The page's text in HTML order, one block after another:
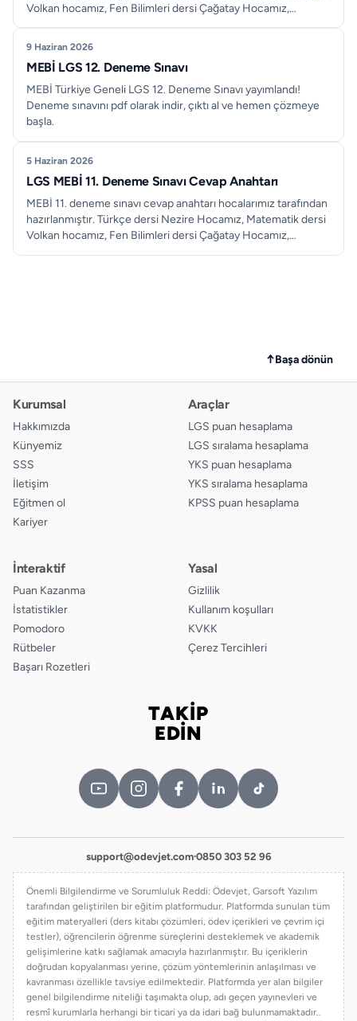
Volkan hocamız, Fen Bilimleri dersi Çağatay Hocamız,
İngilizce dersi Ümmü Gülsüm Hocamız, İnkılap Tarihi Dersi
Tuğçe Hocamız tarafından çözülerek en doğru haliyle kontrol
9 Haziran 2026
MEBİ LGS 12. Deneme Sınavı
MEBİ Türkiye Geneli LGS 12. Deneme Sınavı yayımlandı!
Deneme sınavını pdf olarak indir, çıktı al ve hemen çözmeye
başla.
5 Haziran 2026
LGS MEBİ 11. Deneme Sınavı Cevap Anahtarı
MEBİ 11. deneme sınavı cevap anahtarı hocalarımız tarafından
hazırlanmıştır. Türkçe dersi Nezire Hocamız, Matematik dersi
Volkan hocamız, Fen Bilimleri dersi Çağatay Hocamız,
↑Başa dönün
Kurumsal
Hakkımızda
Künyemiz
SSS
İletişim
Eğitmen ol
Kariyer
Araçlar
LGS puan hesaplama
LGS sıralama hesaplama
YKS puan hesaplama
YKS sıralama hesaplama
KPSS puan hesaplama
İnteraktif
Puan Kazanma
İstatistikler
Pomodoro
Rütbeler
Başarı Rozetleri
Yasal
Gizlilik
Kullanım koşulları
KVKK
Çerez Tercihleri
TAKİP
EDİN
support@odevjet.com·0850 303 52 96
Önemli Bilgilendirme ve Sorumluluk Reddi: Ödevjet, Garsoft Yazılım
tarafından geliştirilen bir eğitim platformudur. Platformda sunulan tüm
eğitim materyalleri (ders kitabı çözümleri, ödev içerikleri ve çevrim içi
testler), öğrencilerin öğrenme süreçlerini desteklemek ve akademik
gelişimlerine katkı sağlamak amacıyla hazırlanmıştır. Bu içeriklerin
doğrudan kopyalanması yerine, çözüm yöntemlerinin anlaşılması ve
kavranması özellikle tavsiye edilmektedir. Platformda yer alan bilgiler
genel bilgilendirme niteliği taşımakta olup, adı geçen yayınevleri ve
resmî kurumlarla herhangi bir ticari ya da idari bağ bulunmamaktadır..